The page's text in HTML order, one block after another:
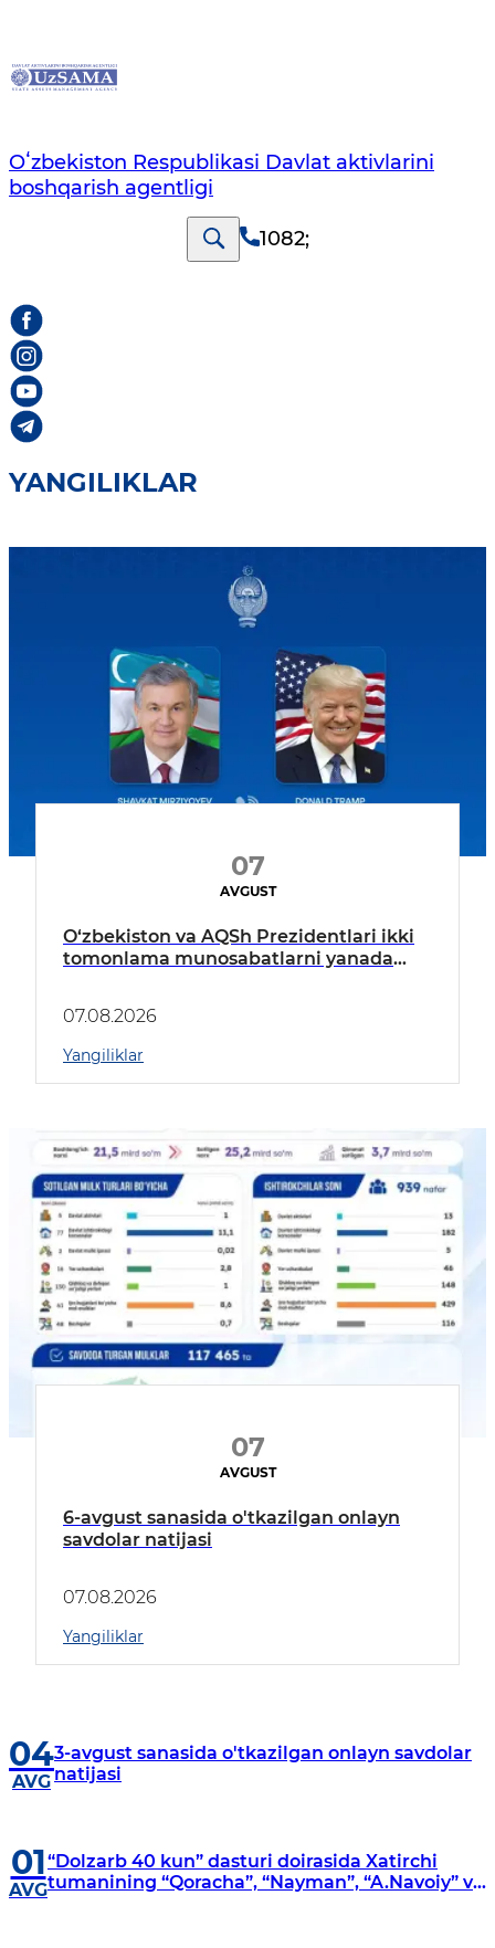
Oʻzbekiston Respublikasi Davlat aktivlarini
boshqarish agentligi
1082;
YANGILIKLAR
07
AVGUST
O‘zbekiston va AQSh Prezidentlari ikki
tomonlama munosabatlarni yanada
07.08.2026
Yangiliklar
07
AVGUST
6-avgust sanasida o'tkazilgan onlayn
savdolar natijasi
07.08.2026
Yangiliklar
04
AVG
3-avgust sanasida o'tkazilgan onlayn savdolar
natijasi
01
AVG
“Dolzarb 40 kun” dasturi doirasida Xatirchi
tumanining “Qoracha”, “Nayman”, “A.Navoiy” va